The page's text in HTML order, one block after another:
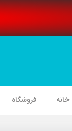
خانه فروشگاه